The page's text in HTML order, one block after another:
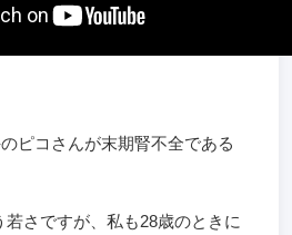
ピコさんが末期腎不全である
若さですが、私も28歳のときに